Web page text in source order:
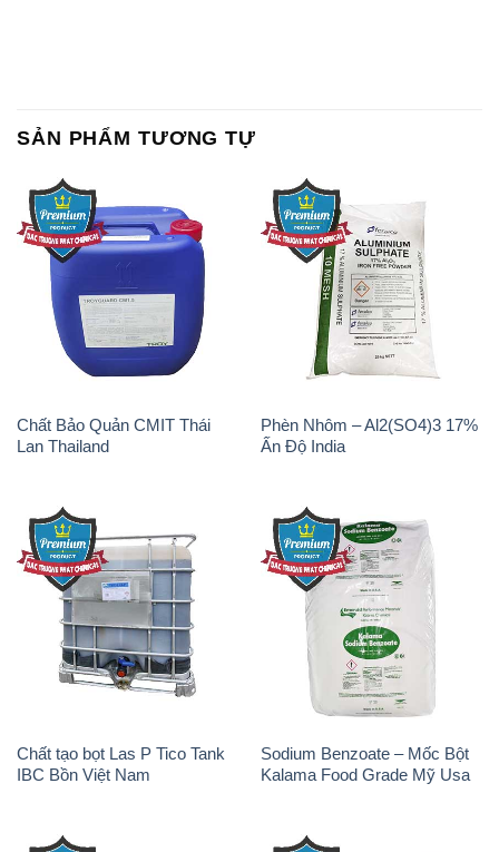
SẢN PHẨM TƯƠNG TỰ
Chất Bảo Quản CMIT Thái
Lan Thailand
Phèn Nhôm – Al2(SO4)3 17%
Ấn Độ India
Chất tạo bọt Las P Tico Tank
IBC Bồn Việt Nam
Sodium Benzoate – Mốc Bột
Kalama Food Grade Mỹ Usa